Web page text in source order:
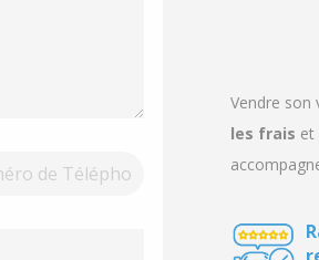
les fraiset